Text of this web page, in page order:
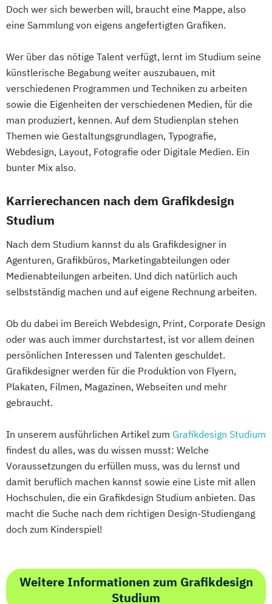
Doch wer sich bewerben will, braucht eine Mappe, also
eine Sammlung von eigens angefertigten Grafiken.
Wer über das nötige Talent verfügt, lernt im Studium seine
künstlerische Begabung weiter auszubauen, mit
verschiedenen Programmen und Techniken zu arbeiten
sowie die Eigenheiten der verschiedenen Medien, für die
man produziert, kennen. Auf dem Studienplan stehen
Themen wie Gestaltungsgrundlagen, Typografie,
Webdesign, Layout, Fotografie oder Digitale Medien. Ein
bunter Mix also.
Karrierechancen nach dem Grafikdesign
Studium
Nach dem Studium kannst du als Grafikdesigner in
Agenturen, Grafikbüros, Marketingabteilungen oder
Medienabteilungen arbeiten. Und dich natürlich auch
selbstständig machen und auf eigene Rechnung arbeiten.
Ob du dabei im Bereich Webdesign, Print, Corporate Design
oder was auch immer durchstartest, ist vor allem deinen
persönlichen Interessen und Talenten geschuldet.
Grafikdesigner werden für die Produktion von Flyern,
Plakaten, Filmen, Magazinen, Webseiten und mehr
gebraucht.
In unserem ausführlichen Artikel zum Grafikdesign Studium
findest du alles, was du wissen musst: Welche
Voraussetzungen du erfüllen muss, was du lernst und
damit beruflich machen kannst sowie eine Liste mit allen
Hochschulen, die ein Grafikdesign Studium anbieten. Das
macht die Suche nach dem richtigen Design-Studiengang
doch zum Kinderspiel!
Weitere Informationen zum Grafikdesign
Studium